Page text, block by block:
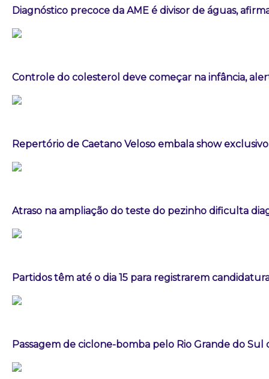
Diagnóstico precoce da AME é divisor de águas,
Controle do colesterol deve começar na infância,
Repertório de Caetano Veloso embala show
Atraso na ampliação do teste do pezinho dificulta
Partidos têm até o dia 15 para registrarem
Passagem de ciclone-bomba pelo Rio Grande do